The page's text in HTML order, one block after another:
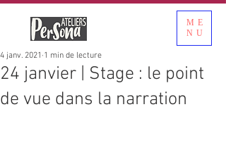
ME
NU
24 janvier | Stage : le point
de vue dans la narration
4 janv. 2021 1 min de lecture